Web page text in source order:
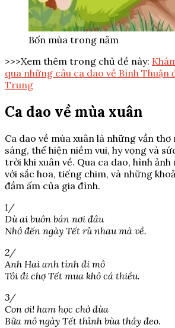
Bốn mùa trong năm
>>>Xem thêm trong chủ đề này:
qua những câu ca dao về Bình Thuận
Trung
Ca dao về mùa xuân
Ca dao về mùa xuân là những vần
sáng, thể hiện niềm vui, hy vọng và
trời khi xuân về. Qua ca dao, hình ảnh
với sắc hoa, tiếng chim, và những
đầm ấm của gia đình.
1/
Dù ai buôn bán nơi đâu
Nhớ đến ngày Tết rủ nhau mà về.
2/
Anh Hai anh tính đi mô
Tôi đi chợ Tết mua khô cá thiều.
3/
Con ơi! ham học chớ đùa
Bữa mô ngày Tết thỉnh bùa thầy đeo.